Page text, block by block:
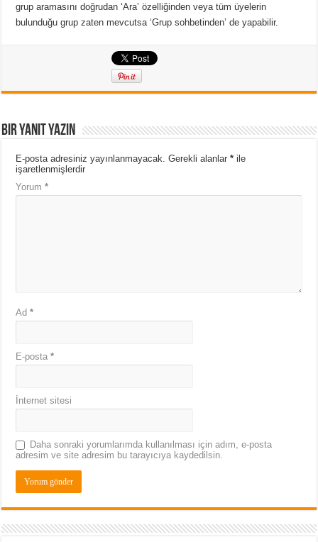
grup aramasını doğrudan ‘Ara’ özelliğinden veya tüm üyelerin
bulunduğu grup zaten mevcutsa ‘Grup sohbetinden’ de yapabilir.
Bir yanıt yazın
E-posta adresiniz yayınlanmayacak. Gerekli alanlar* ile
işaretlenmişlerdir
Yorum*
Ad*
E-posta*
İnternet sitesi
Daha sonraki yorumlarımda kullanılması için adım, e-posta
adresim ve site adresim bu tarayıcıya kaydedilsin.